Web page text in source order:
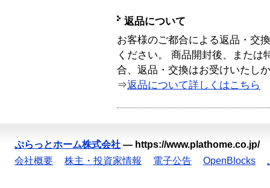
返品について
お客様のご都合による返品・交
ください。 商品開封後、または
合、返品・交換はお受けいたし
⇒返品について詳しくはこちら
ぷらっとホーム株式会社 — https://www.plathome.co.jp/
会社概要
株主・投資家情報 電子公告 OpenBlocks